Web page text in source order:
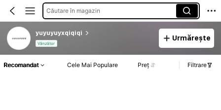
Căutare în magazin
yuyuyuyxqiqiqi
Vânzător
Urmărește
Recomandat Cele Mai Populare Preț Filtrare